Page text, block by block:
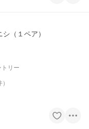
（１ペア）
リー
）